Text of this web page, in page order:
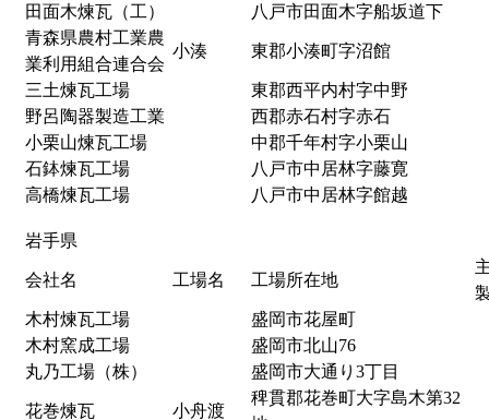
田面木煉瓦（工）
八戸市田面木字船坂道下
青森県農村工業農
業利用組合連合会
小湊 東郡小湊町字沼館
三土煉瓦工場
東郡西平内村字中野
野呂陶器製造工業
西郡赤石村字赤石
小栗山煉瓦工場
中郡千年村字小栗山
石鉢煉瓦工場
八戸市中居林字藤寛
高橋煉瓦工場
八戸市中居林字館越
岩手県
会社名 工場名 工場所在地
木村煉瓦工場
盛岡市花屋町
木村窯成工場
盛岡市北山76
丸乃工場（株）
盛岡市大通り3丁目
花巻煉瓦 小舟渡
稗貫郡花巻町大字島木第32